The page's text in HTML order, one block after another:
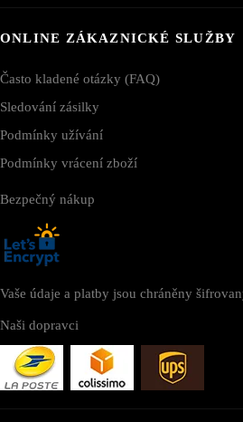
ONLINE ZÁKAZNICKÉ SLUŽBY
Často kladené otázky (FAQ)
Sledování zásilky
Podmínky užívání
Podmínky vrácení zboží
Bezpečný nákup
Vaše údaje a platby jsou chráněny
Naši dopravci